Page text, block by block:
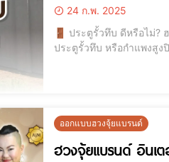
24 ก.พ. 2025
🚪 ประตูรั้วทึบ ดีหรือไม่? ฮวงจุ้ยบ้านที่ต้องรู้! [elementor-template
ประตูรั้วทึบ หรือกำแพงสูง
ออกแบบฮวงจุ้ยแบรนด์
ฮวงจุ้ยแบรนด์ อินเต